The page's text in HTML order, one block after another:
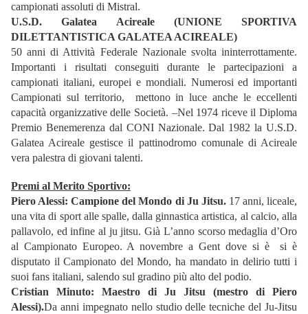
campionati assoluti di Mistral.
U.S.D. Galatea Acireale (UNIONE SPORTIVA
DILETTANTISTICA GALATEA ACIREALE)
50 anni di Attività Federale Nazionale svolta ininterrottamente.
Importanti i risultati conseguiti durante le partecipazioni a
campionati italiani, europei e mondiali. Numerosi ed importanti
Campionati sul territorio, mettono in luce anche le eccellenti
capacità organizzative delle Società. –Nel 1974 riceve il Diploma
Premio Benemerenza dal CONI Nazionale. Dal 1982 la U.S.D.
Galatea Acireale gestisce il pattinodromo comunale di Acireale
vera palestra di giovani talenti.
Premi al Merito Sportivo:
Piero Alessi: Campione del Mondo di Ju Jitsu.17 anni, liceale,
una vita di sport alle spalle, dalla ginnastica artistica, al calcio, alla
pallavolo, ed infine al ju jitsu. Già L’anno scorso medaglia d’Oro
al Campionato Europeo. A novembre a Gent dove si è si è
disputato il Campionato del Mondo, ha mandato in delirio tutti i
suoi fans italiani, salendo sul gradino più alto del podio.
Cristian Minuto: Maestro di Ju Jitsu (mestro di Piero
Alessi).Da anni impegnato nello studio delle tecniche del Ju-Jitsu